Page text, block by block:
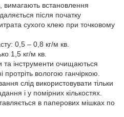
вимагають встановлення
після початку
сухого клею при точковому
0,5 – 0,8 кг/м кв.
1,5 кг/м кв.
та інструменти очищаються
вологою ганчіркою.
слід використовувати тільки
і у помірних кількостях.
в паперових мішках по